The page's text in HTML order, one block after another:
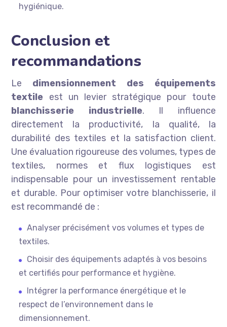
hygiénique.
Conclusion et
recommandations
Le dimensionnement des équipements
textile est un levier stratégique pour toute
blanchisserie industrielle. Il influence
directement la productivité, la qualité, la
durabilité des textiles et la satisfaction client.
Une évaluation rigoureuse des volumes, types de
textiles, normes et flux logistiques est
indispensable pour un investissement rentable
et durable. Pour optimiser votre blanchisserie, il
est recommandé de :
Analyser précisément vos volumes et types de
textiles.
Choisir des équipements adaptés à vos besoins
et certifiés pour performance et hygiène.
Intégrer la performance énergétique et le
respect de l’environnement dans le
dimensionnement.